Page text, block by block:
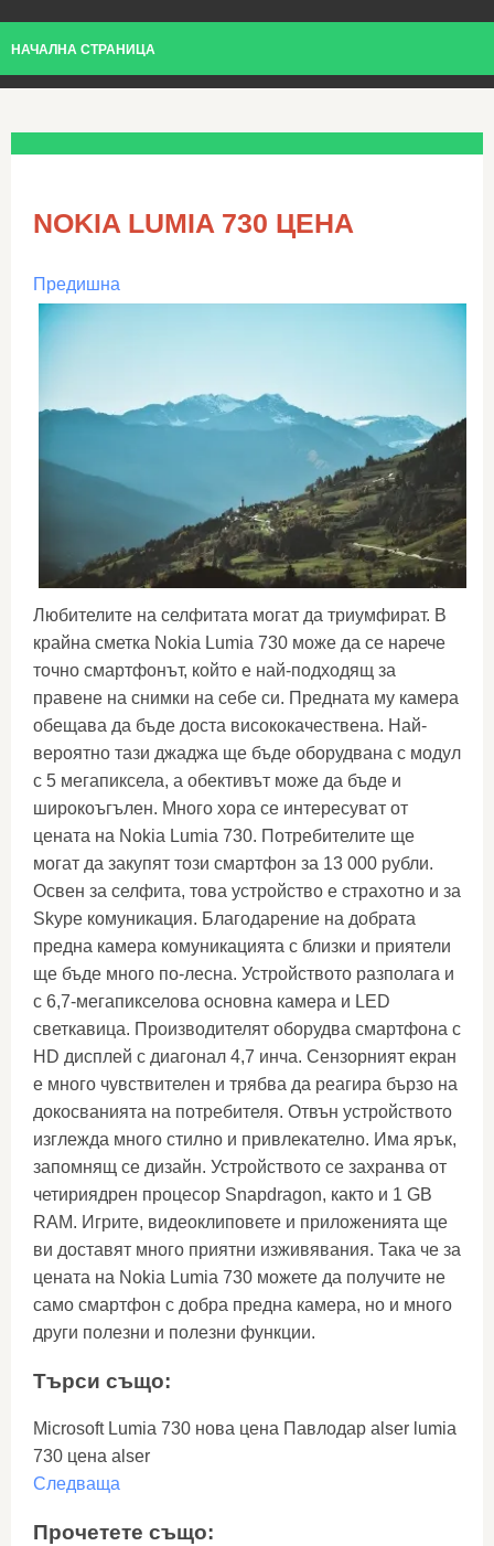
НАЧАЛНА СТРАНИЦА
NOKIA LUMIA 730 ЦЕНА
Предишна
Любителите на селфитата могат да триумфират. В
крайна сметка Nokia Lumia 730 може да се нарече
точно смартфонът, който е най-подходящ за
правене на снимки на себе си. Предната му камера
обещава да бъде доста висококачествена. Най-
вероятно тази джаджа ще бъде оборудвана с модул
с 5 мегапиксела, а обективът може да бъде и
широкоъгълен. Много хора се интересуват от
цената на Nokia Lumia 730. Потребителите ще
могат да закупят този смартфон за 13 000 рубли.
Освен за селфита, това устройство е страхотно и за
Skype комуникация. Благодарение на добрата
предна камера комуникацията с близки и приятели
ще бъде много по-лесна. Устройството разполага и
с 6,7-мегапикселова основна камера и LED
светкавица. Производителят оборудва смартфона с
HD дисплей с диагонал 4,7 инча. Сензорният екран
е много чувствителен и трябва да реагира бързо на
докосванията на потребителя. Отвън устройството
изглежда много стилно и привлекателно. Има ярък,
запомнящ се дизайн. Устройството се захранва от
четириядрен процесор Snapdragon, както и 1 GB
RAM. Игрите, видеоклиповете и приложенията ще
ви доставят много приятни изживявания. Така че за
цената на Nokia Lumia 730 можете да получите не
само смартфон с добра предна камера, но и много
други полезни и полезни функции.
Търси също:
Microsoft Lumia 730 нова цена Павлодар alser lumia
730 цена alser
Следваща
Прочетете също: